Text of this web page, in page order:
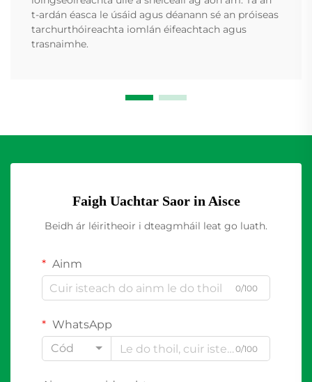
t-ardán éasca le úsáid agus déanann sé an próiseas
tarchurthóireachta iomlán éifeachtach agus
trasnaimhe.
Faigh Uachtar Saor in Aisce
Beidh ár léiritheoir i dteagmháil leat go luath.
Ainm
0/100
WhatsApp
Cód
0/100